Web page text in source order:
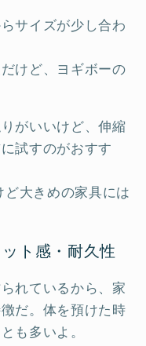
サイズが少し合わ
けど、ヨギボーの
がいいけど、伸縮
試すのがおすす
大きめの家具には
ト感・耐久性
れているから、家
だ。体を預けた時
も多いよ。